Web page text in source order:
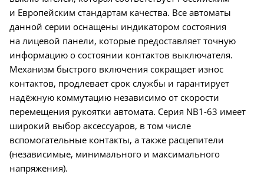
и Европейским стандартам качества. Все автоматы
данной серии оснащены индикатором состояния
на лицевой панели, которые предоставляет точную
информацию о состоянии контактов выключателя.
Механизм быстрого включения сокращает износ
контактов, продлевает срок службы и гарантирует
надёжную коммутацию независимо от скорости
перемещения рукоятки автомата. Серия NB1-63 имеет
широкий выбор аксессуаров, в том числе
вспомогательные контакты, а также расцепители
(независимые, минимального и максимального
напряжения).